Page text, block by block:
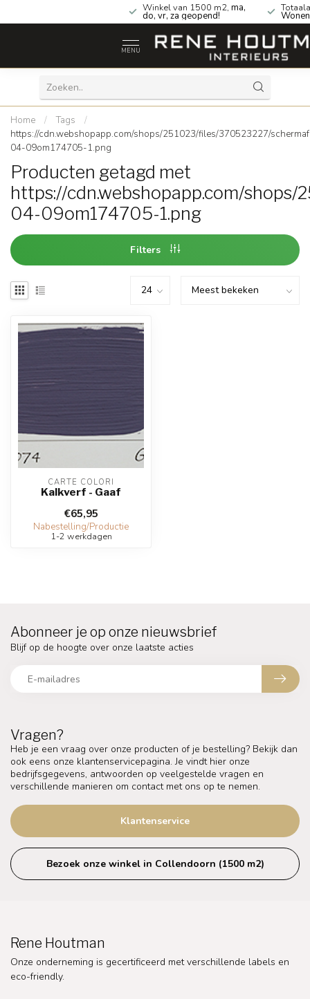
Winkel van 1500 m2, ma,
do, vr, za geopend! Wonen
MENU
Home / Tags
/
https://cdn.webshopapp.com/shops/251023/files/370523227/
04-09om174705-1.png
Producten getagd met
https://cdn.webshopapp.com/
04-09om174705-1.png
Filters
CARTE COLORI
Kalkverf - Gaaf
€65,95
Nabestelling/Productie
1-2 werkdagen
Vragen?
Heb je een vraag over onze producten of je bestelling? Bekijk dan
ook eens onze klantenservicepagina. Je vindt hier onze
bedrijfsgegevens, antwoorden op veelgestelde vragen en
verschillende manieren om contact met ons op te nemen.
Klantenservice
Bezoek onze winkel in Collendoorn (1500 m2)
Abonneer je op onze nieuwsbrief
Blijf op de hoogte over onze laatste acties
Rene Houtman
Onze onderneming is gecertificeerd met verschillende labels en
eco-friendly.